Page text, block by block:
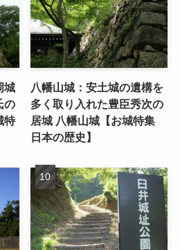
城
の
特
八幡山城：安土城の遺構を
多く取り入れた豊臣秀次の
居城 八幡山城【お城特集
日本の歴史】